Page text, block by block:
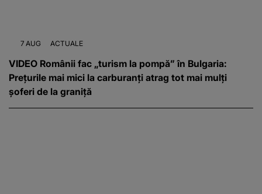
7 AUG ACTUALE
VIDEO Românii fac „turism la pompă” în Bulgaria:
Prețurile mai mici la carburanți atrag tot mai mulți
șoferi de la graniță